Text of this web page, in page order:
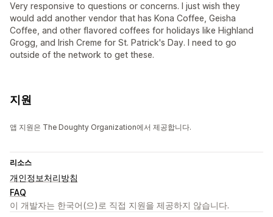
Very responsive to questions or concerns. I just wish they
would add another vendor that has Kona Coffee, Geisha
Coffee, and other flavored coffees for holidays like Highland
Grogg, and Irish Creme for St. Patrick's Day. I need to go
outside of the network to get these.
지원
앱 지원은 The Doughty Organization에서 제공합니다.
리소스
개인정보처리방침
FAQ
이 개발자는 한국어(으)로 직접 지원을 제공하지 않습니다.